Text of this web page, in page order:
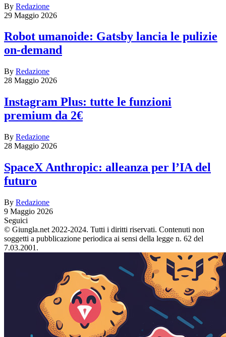
By Redazione
29 Maggio 2026
Robot umanoide: Gatsby lancia le pulizie
on-demand
By Redazione
28 Maggio 2026
Instagram Plus: tutte le funzioni
premium da 2€
By Redazione
28 Maggio 2026
SpaceX Anthropic: alleanza per l’IA del
futuro
By Redazione
9 Maggio 2026
Seguici
© Giungla.net 2022-2024. Tutti i diritti riservati. Contenuti non
soggetti a pubblicazione periodica ai sensi della legge n. 62 del
7.03.2001.